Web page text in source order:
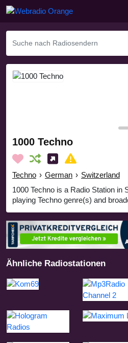
1000 Techno
Techno › German › Switzerland
1000 Techno is a Radio Station in
playing Techno genre(s) and
Ähnliche Radiostationen